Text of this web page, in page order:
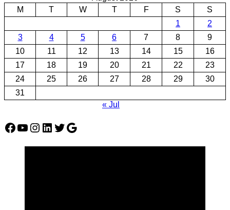
M
T W T F S
S
1
2
3
4 5 6 7 8
9
10
11 12 13 14 15
16
17
18 19 20 21 22
23
24
25 26 27 28 29
30
31
« Jul
Facebook
YouTube
Instagram
LinkedIn
Twitter
Google